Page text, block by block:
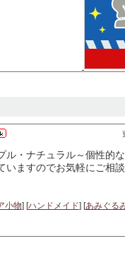
ル・ナチュラル～個性的
いますのでお気軽にご相
小物] [ハンドメイド] [あみぐる